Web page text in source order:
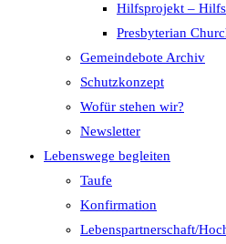
Hilfsprojekt –
Presbyterian
Gemeindebote Archiv
Schutzkonzept
Wofür stehen wir?
Newsletter
Lebenswege begleiten
Taufe
Konfirmation
Lebenspartnerschaft/